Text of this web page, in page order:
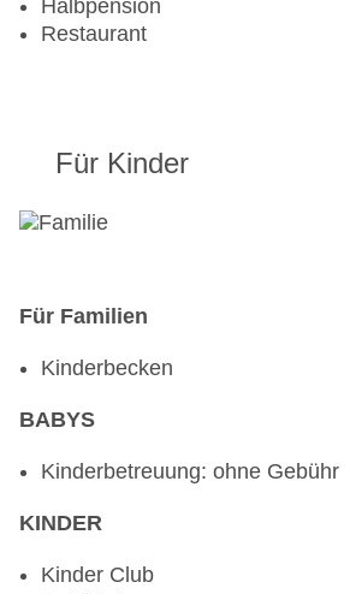
Halbpension
Restaurant
Für Kinder
Für Familien
Kinderbecken
BABYS
Kinderbetreuung: ohne Gebühr
KINDER
Kinder Club